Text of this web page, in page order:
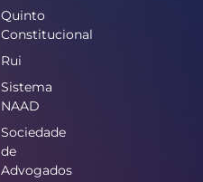
Quinto
Constitucional
Rui
Sistema
NAAD
Sociedade
de
Advogados